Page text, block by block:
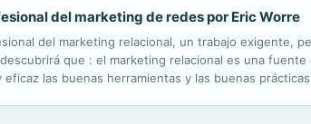
del marketing de redes por Eric Worre
del marketing relacional, un trabajo exigente,
que : el marketing relacional es una
las buenas herramientas y las buenas